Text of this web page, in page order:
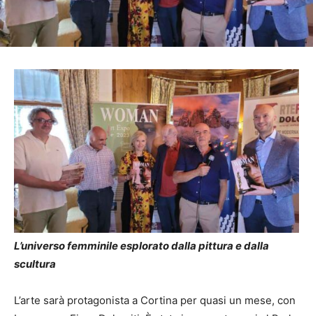
L’universo femminile esplorato dalla pittura e dalla
scultura
L’arte sarà protagonista a Cortina per quasi un mese, con